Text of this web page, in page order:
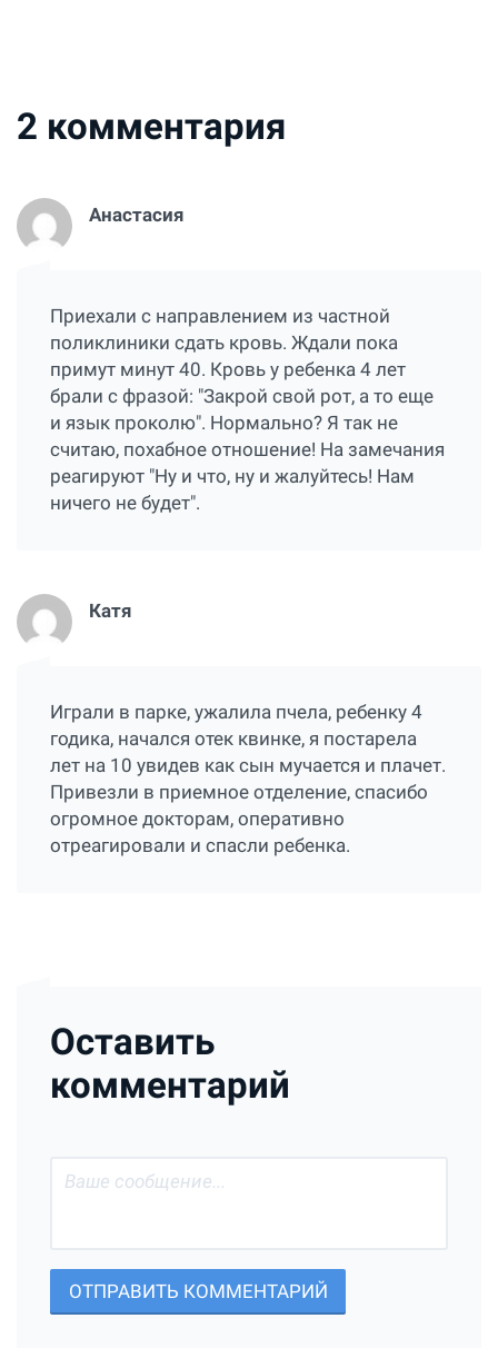
2 комментария
Анастасия
Приехали с направлением из частной
поликлиники сдать кровь. Ждали пока
примут минут 40. Кровь у ребенка 4 лет
брали с фразой: "Закрой свой рот, а то еще
и язык проколю". Нормально? Я так не
считаю, похабное отношение! На замечания
реагируют "Ну и что, ну и жалуйтесь! Нам
ничего не будет".
Катя
Играли в парке, ужалила пчела, ребенку 4
годика, начался отек квинке, я постарела
лет на 10 увидев как сын мучается и плачет.
Привезли в приемное отделение, спасибо
огромное докторам, оперативно
отреагировали и спасли ребенка.
Оставить
комментарий
ОТПРАВИТЬ КОММЕНТАРИЙ